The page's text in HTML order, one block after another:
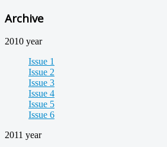
Archive
2010 year
Issue 1
Issue 2
Issue 3
Issue 4
Issue 5
Issue 6
2011 year